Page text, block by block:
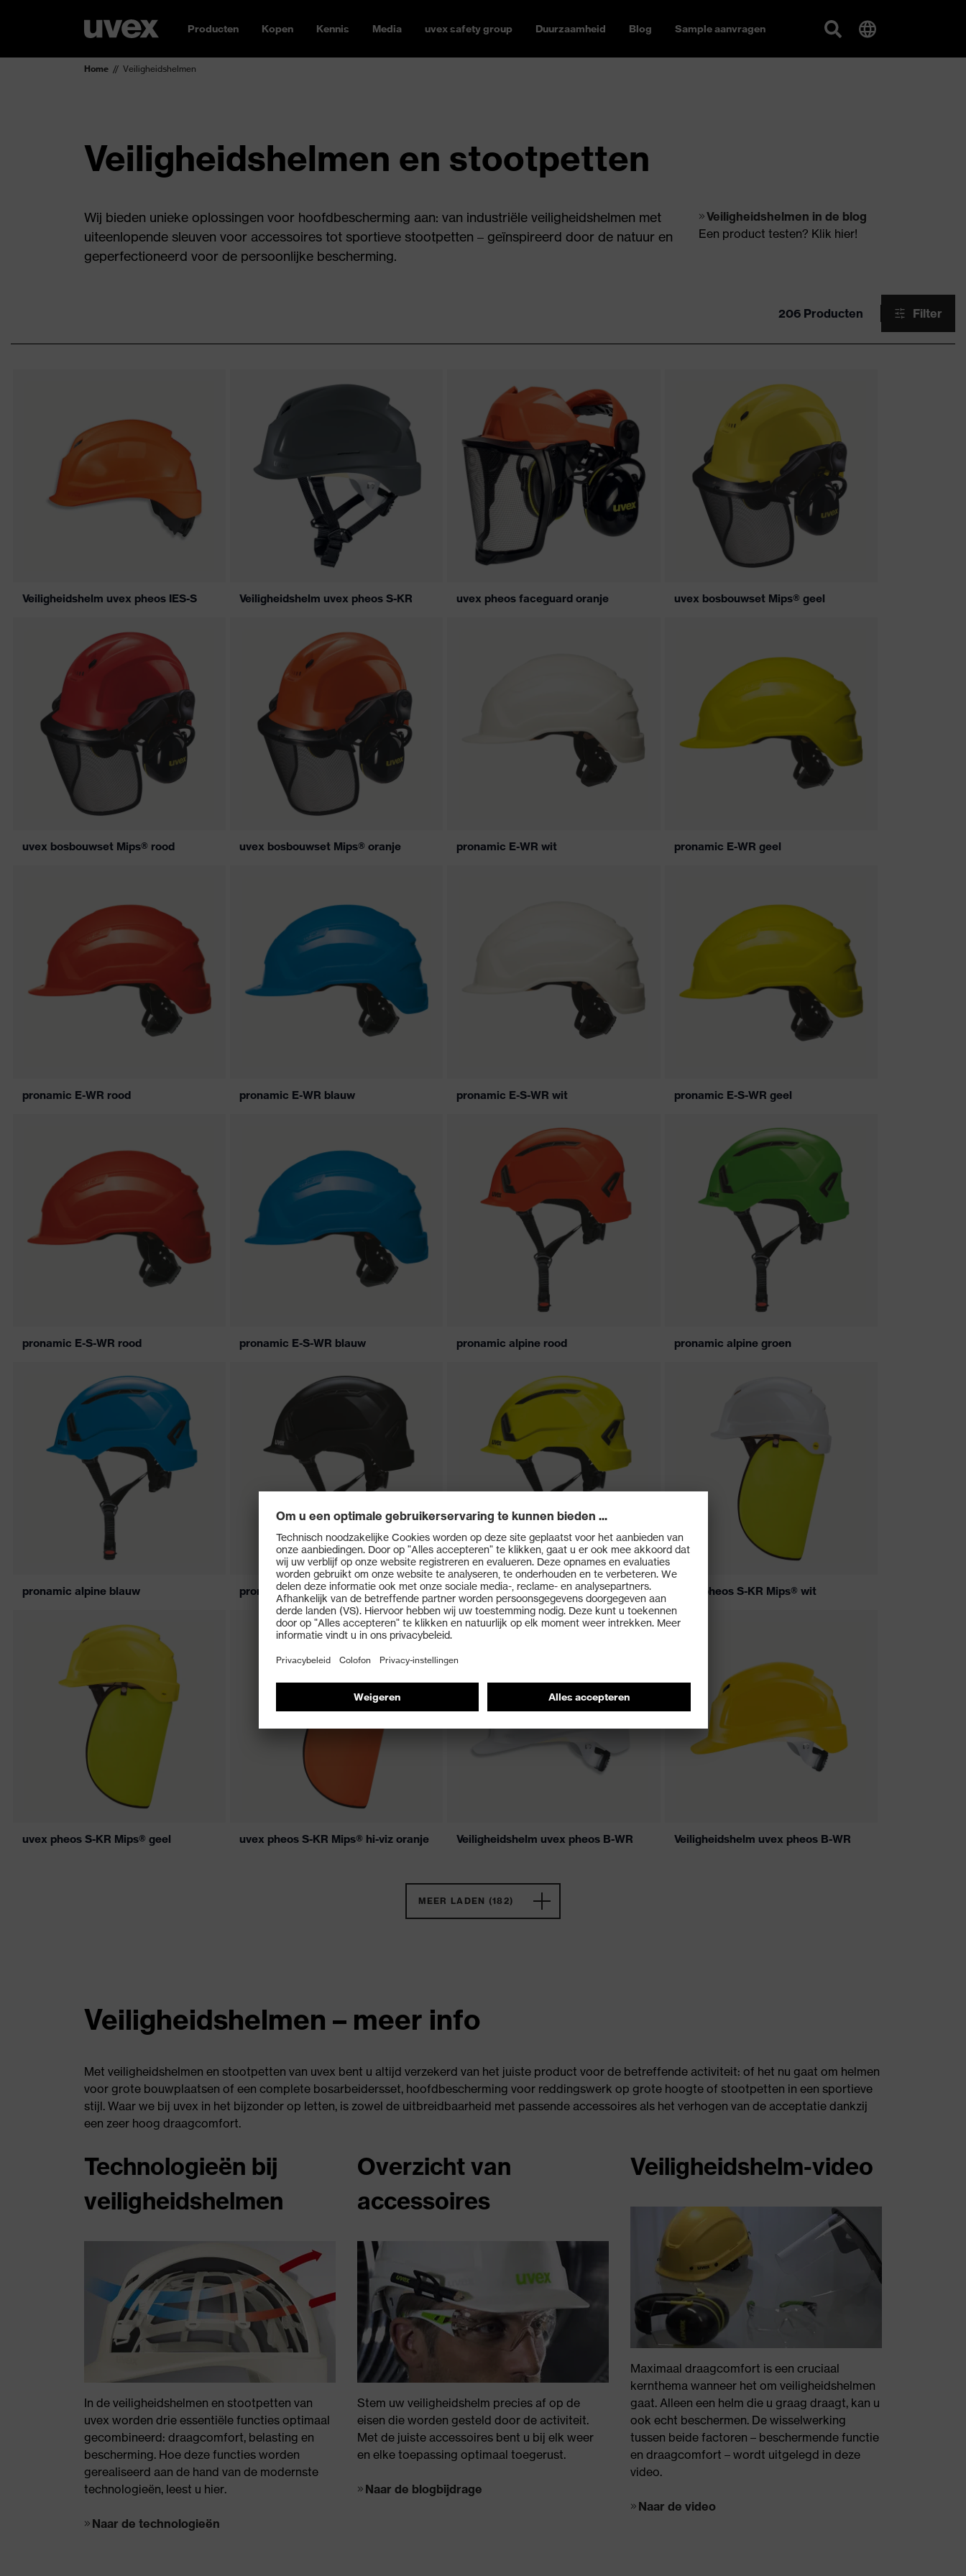
Producten Kopen Kennis Media uvex safety group Duurzaamheid Blog Sample aanvragen
Home Veiligheidshelmen
Veiligheidshelmen en stootpetten
Wij bieden unieke oplossingen voor hoofdbescherming aan: van industriële veiligheidshelmen met
uiteenlopende sleuven voor accessoires tot sportieve stootpetten – geïnspireerd door de natuur en
geperfectioneerd voor de persoonlijke bescherming.
Veiligheidshelmen in de blog
Een product testen? Klik hier!
206 Producten Filter
Veiligheidshelm uvex pheos IES-S Veiligheidshelm uvex pheos S-KR uvex pheos faceguard oranje uvex bosbouwset Mips® geel
uvex bosbouwset Mips® rood uvex bosbouwset Mips® oranje pronamic E-WR wit pronamic E-WR geel
pronamic E-WR rood pronamic E-WR blauw pronamic E-S-WR wit pronamic E-S-WR geel
pronamic E-S-WR rood pronamic E-S-WR blauw pronamic alpine rood pronamic alpine groen
pronamic alpine blauw pronamic alpine zwart pronamic alpine geel uvex pheos S-KR Mips® wit
uvex pheos S-KR Mips® geel uvex pheos S-KR Mips® hi-viz oranje Veiligheidshelm uvex pheos B-WR Veiligheidshelm uvex pheos B-WR
MEER LADEN (182)
Veiligheidshelmen – meer info
Met veiligheidshelmen en stootpetten van uvex bent u altijd verzekerd van het juiste product voor de betreffende activiteit: of het nu gaat om helmen
voor grote bouwplaatsen of een complete bosarbeidersset, hoofdbescherming voor reddingswerk op grote hoogte of stootpetten in een sportieve
stijl. Waar we bij uvex in het bijzonder op letten, is zowel de uitbreidbaarheid met passende accessoires als het verhogen van de acceptatie dankzij
een zeer hoog draagcomfort.
Technologieën bij
veiligheidshelmen
In de veiligheidshelmen en stootpetten van
uvex worden drie essentiële functies optimaal
gecombineerd: draagcomfort, belasting en
bescherming. Hoe deze functies worden
gerealiseerd aan de hand van de modernste
technologieën, leest u hier.
Naar de technologieën
Overzicht van
accessoires
Stem uw veiligheidshelm precies af op de
eisen die worden gesteld door de activiteit.
Met de juiste accessoires bent u bij elk weer
en elke toepassing optimaal toegerust.
Naar de blogbijdrage
Veiligheidshelm-video
Maximaal draagcomfort is een cruciaal
kernthema wanneer het om veiligheidshelmen
gaat. Alleen een helm die u graag draagt, kan u
ook echt beschermen. De wisselwerking
tussen beide factoren – beschermende functie
en draagcomfort – wordt uitgelegd in deze
video.
Naar de video